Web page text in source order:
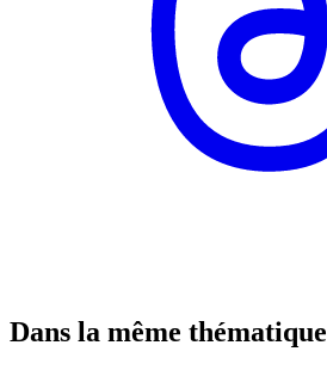
Dans la même thématique